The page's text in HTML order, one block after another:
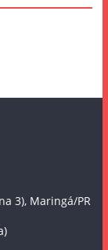
3), Maringá/PR